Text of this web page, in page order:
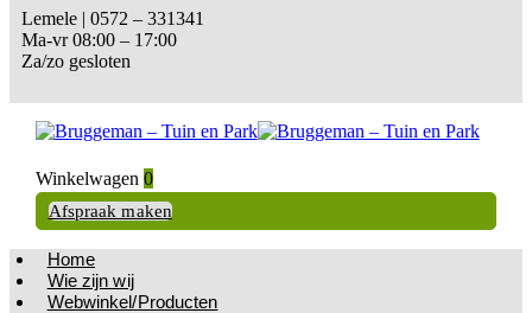
Lemele | 0572 – 331341
Ma-vr 08:00 – 17:00
Za/zo gesloten
Winkelwagen 0
Afspraak maken
Home
Wie zijn wij
Webwinkel/Producten